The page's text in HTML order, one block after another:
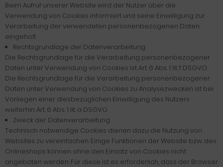
Beim Aufruf unserer Website wird der Nutzer über die
Verwendung von Cookies informiert und seine Einwilligung zur
Verarbeitung der verwendeten personenbezogenen Daten
eingeholt.
Rechtsgrundlage der Datenverarbeitung
Die Rechtsgrundlage für die Verarbeitung personenbezogener
Daten unter Verwendung von Cookies ist Art. 6 Abs. 1 lit. f DSGVO.
Die Rechtsgrundlage für die Verarbeitung personenbezogener
Daten unter Verwendung von Cookies zu Analysezwecken ist bei
Vorliegen einer diesbezüglichen Einwilligung des Nutzers
weiterhin Art. 6 Abs. 1 lit. a DSGVO.
Zweck der Datenverarbeitung
Technisch notwendige Cookies dienen dazu die Nutzung von
Websites zu vereinfachen. Einige Funktionen der Website bzw. des
Onlineshops können ohne den Einsatz von Cookies nicht
angeboten werden. Für diese ist es erforderlich, dass der Browser